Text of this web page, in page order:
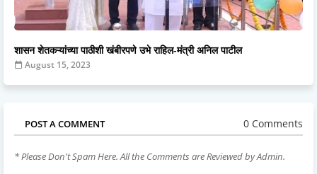
शासन शेतकऱ्यांच्या पाठीशी खंबीरपणे उभे राहिल-मंत्री अनिल पाटील
August 15, 2023
POST A COMMENT 0 Comments
* Please Don't Spam Here. All the Comments are Reviewed by Admin.